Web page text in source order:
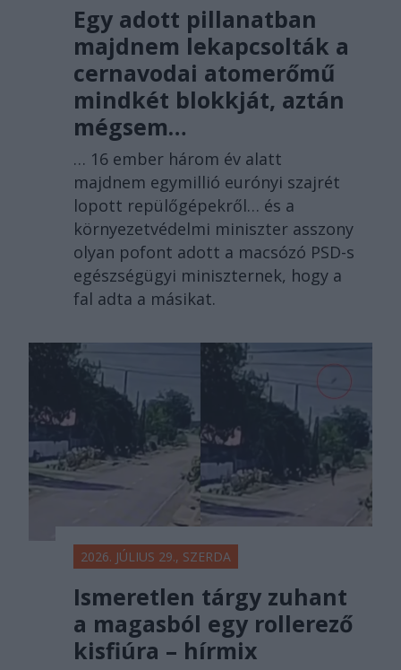
Egy adott pillanatban
majdnem lekapcsolták a
cernavodai atomerőmű
mindkét blokkját, aztán
mégsem…
… 16 ember három év alatt
majdnem egymillió eurónyi szajrét
lopott repülőgépekről… és a
környezetvédelmi miniszter asszony
olyan pofont adott a macsózó PSD-s
egészségügyi miniszternek, hogy a
fal adta a másikat.
2026. JÚLIUS 29., SZERDA
Ismeretlen tárgy zuhant
a magasból egy rollerező
kisfiúra – hírmix